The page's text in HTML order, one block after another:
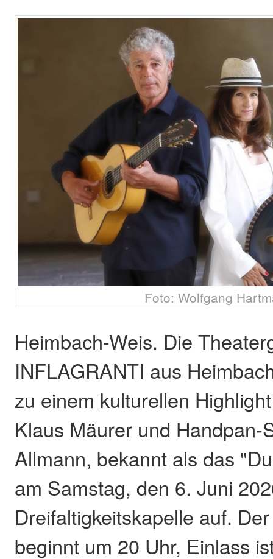
Foto: Wolfgang
Heimbach-Weis. Die
INFLAGRANTI aus
zu einem kulturellen
Klaus Mäurer und Handpan-
Allmann, bekannt als das
am Samstag, den 6. Juni
Dreifaltigkeitskapelle auf.
beginnt um 20 Uhr, Einlass